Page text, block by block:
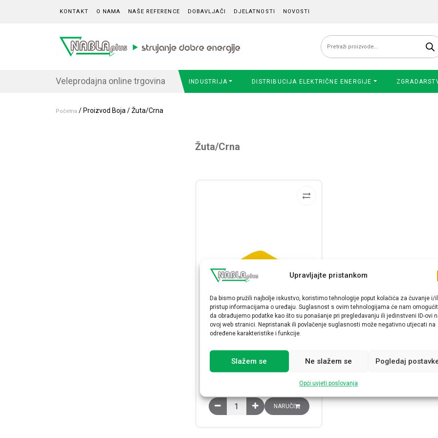
Upravljajte pristankom
Da bismo pružili najbolje iskustvo, koristimo tehnologije poput kolačića za čuvanje i/
pristup informacijama o uređaju. Suglasnost s ovim tehnologijama će nam
da obrađujemo podatke kao što su ponašanje pri pregledavanju ili jedinstveni ID-ovi
ovoj web stranici. Nepristanak ili povlačenje suglasnosti može negativno utjecati na
određene karakteristike i funkcije.
Slažem se Ne slažem se Pogledaj
Opći uvjeti poslovanja
KONTAKT O NAMA NAŠE REFERENCE DOBAVLJAČI DJELATNOSTI NOVOSTI
Pretraži:
Veleprodajna online trgovina INDUSTRIJA DISTRIBUCIJA ELEKTRIČNE ENERGIJE
Početna / Proizvod Boja / Žuta/Crna
Žuta/Crna
Plastična kutija, žuta, s jednim
otvorom promjera 22mm
ES31001
8,08€
Plastična kutija, žuta, s jednim otvorom promjera 22mm količina
NARUČI